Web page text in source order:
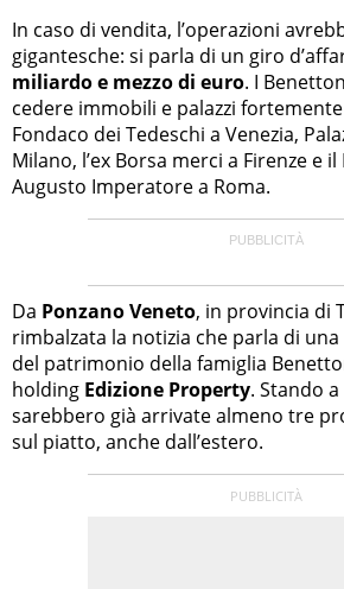
In caso di vendita, l’operazioni
gigantesche: si parla di un giro
miliardo e mezzo di euro. I
cedere immobili e palazzi
Fondaco dei Tedeschi a Venezia,
Milano, l’ex Borsa merci a Firenze e il
Augusto Imperatore a Roma.
Da Ponzano Veneto, in provincia di
rimbalzata la notizia che parla di
del patrimonio della famiglia
holding Edizione Property. Stando
sarebbero già arrivate almeno tre
sul piatto, anche dall’estero.